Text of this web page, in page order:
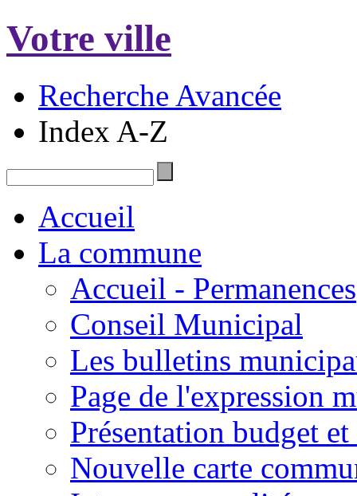
Votre ville
Recherche Avancée
Index A-Z
Accueil
La commune
Accueil - Permanences
Conseil Municipal
Les bulletins
Page de l'expression
Présentation budget
Nouvelle carte